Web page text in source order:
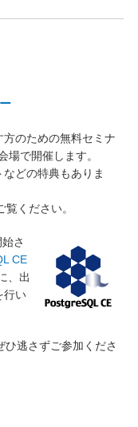
のための無料セミナ
場で開催します。
どの特典もありま
覧ください。
さ
CE
、出
行い
逃さずご参加くださ